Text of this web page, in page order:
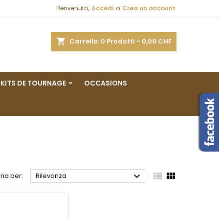
Benvenuto, Accedi o Crea un account
Carrello 0 Prodotti - 0,00 CHF
KITS DE TOURNAGE OCCASIONS
per: Rilevanza   